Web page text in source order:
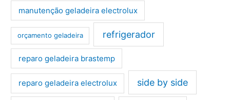
manutenção geladeira electrolux
orçamento geladeira refrigerador
reparo geladeira brastemp
reparo geladeira electrolux side by side